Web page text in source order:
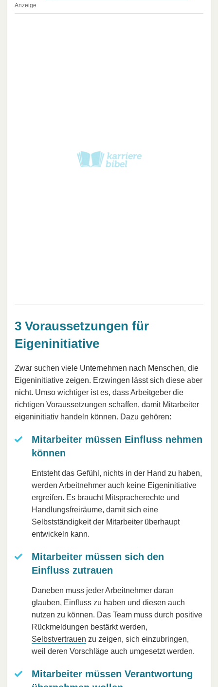
Anzeige
3 Voraussetzungen für
Eigeninitiative
Zwar suchen viele Unternehmen nach Menschen, die
Eigeninitiative zeigen. Erzwingen lässt sich diese aber
nicht. Umso wichtiger ist es, dass Arbeitgeber die
richtigen Voraussetzungen schaffen, damit Mitarbeiter
eigeninitiativ handeln können. Dazu gehören:
Mitarbeiter müssen Einfluss nehmen
können
Entsteht das Gefühl, nichts in der Hand zu haben,
werden Arbeitnehmer auch keine Eigeninitiative
ergreifen. Es braucht Mitspracherechte und
Handlungsfreiräume, damit sich eine
Selbstständigkeit der Mitarbeiter überhaupt
entwickeln kann.
Mitarbeiter müssen sich den
Einfluss zutrauen
Daneben muss jeder Arbeitnehmer daran
glauben, Einfluss zu haben und diesen auch
nutzen zu können. Das Team muss durch positive
Rückmeldungen bestärkt werden,
Selbstvertrauen zu zeigen, sich einzubringen,
weil deren Vorschläge auch umgesetzt werden.
Mitarbeiter müssen Verantwortung